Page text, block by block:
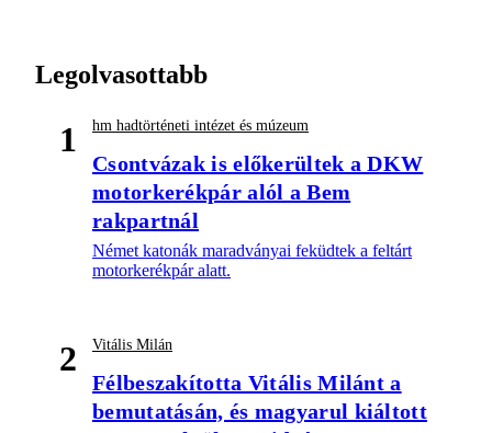
Legolvasottabb
1 hm hadtörténeti intézet és múzeum
Csontvázak is előkerültek a DKW
motorkerékpár alól a Bem
rakpartnál
Német katonák maradványai feküdtek a feltárt
motorkerékpár alatt.
2 Vitális Milán
Félbeszakította Vitális Milánt a
bemutatásán, és magyarul kiáltott